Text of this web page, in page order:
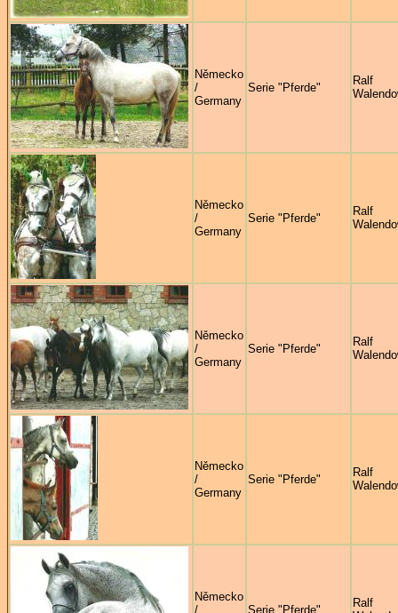
Německo
/
Germany
Serie "Pferde"
Ralf
Německo
/
Germany
Serie "Pferde"
Ralf
Německo
/
Germany
Serie "Pferde"
Ralf
Německo
/
Germany
Serie "Pferde"
Ralf
Německo
/
Serie "Pferde"
Ralf